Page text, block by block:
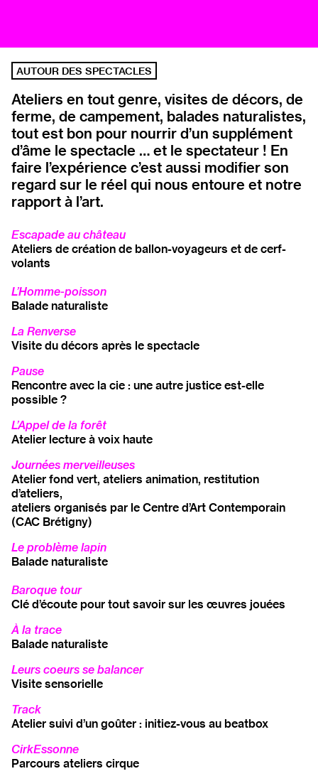
AUTOUR DES SPECTACLES
Ateliers en tout genre, visites de décors, de
ferme, de campement, balades naturalistes,
tout est bon pour nourrir d’un supplément
d’âme le spectacle … et le spectateur ! En
faire l’expérience c’est aussi modifier son
regard sur le réel qui nous entoure et notre
rapport à l’art.
Escapade au château
Ateliers de création de ballon-voyageurs et de cerf-
volants
L’Homme-poisson
Balade naturaliste
La Renverse
Visite du décors après le spectacle
Pause
Rencontre avec la cie : une autre justice est-elle
possible ?
L’Appel de la forêt
Atelier lecture à voix haute
Journées merveilleuses
Atelier fond vert, ateliers animation, restitution
d’ateliers,
ateliers organisés par le Centre d’Art Contemporain
(CAC Brétigny)
Le problème lapin
Balade naturaliste
Baroque tour
Clé d’écoute pour tout savoir sur les œuvres jouées
À la trace
Balade naturaliste
Leurs coeurs se balancer
Visite sensorielle
Track
Atelier suivi d’un goûter : initiez-vous au beatbox
CirkEssonne
Parcours ateliers cirque